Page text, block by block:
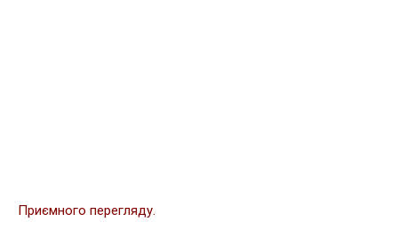
Приємного перегляду.